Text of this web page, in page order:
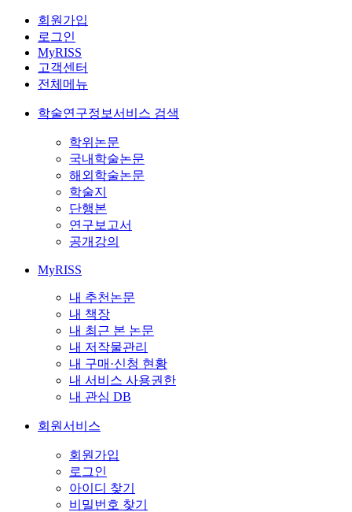
회원가입
로그인
MyRISS
고객센터
전체메뉴
학술연구정보서비스 검색
학위논문
국내학술논문
해외학술논문
학술지
단행본
연구보고서
공개강의
MyRISS
내 추천논문
내 책장
내 최근 본 논문
내 저작물관리
내 구매·신청 현황
내 서비스 사용권한
내 관심 DB
회원서비스
회원가입
로그인
아이디 찾기
비밀번호 찾기